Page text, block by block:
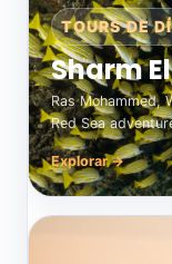
TOURS DE
Sharm
Ras Mohammed,
Red Sea
Explorar →